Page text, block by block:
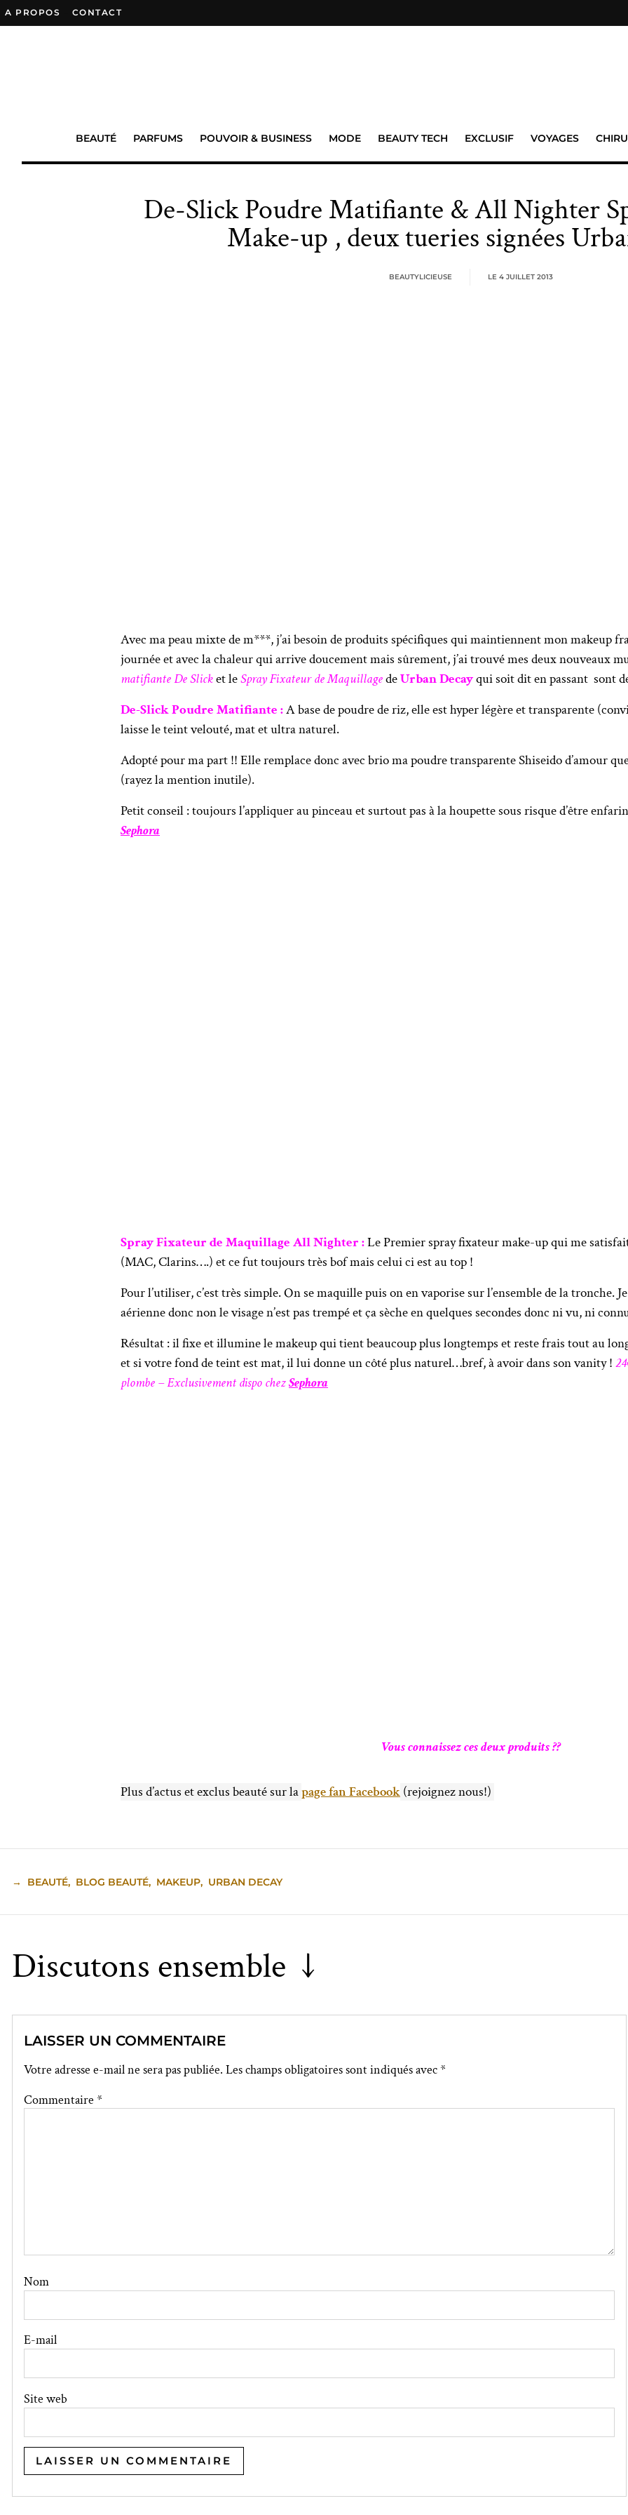
A PROPOS CONTACT
BEAUTÉ PARFUMS POUVOIR & BUSINESS MODE BEAUTY TECH EXCLUSIF VOYAGES
De-Slick Poudre Matifiante & All Nighter
Make-up , deux tueries signées
BEAUTYLICIEUSE LE 4 JUILLET 2013
Avec ma peau mixte de m***, j’ai besoin de produits spécifiques qui maintiennent mon makeup
journée et avec la chaleur qui arrive doucement mais sûrement, j’ai trouvé mes deux nouveaux
matifiante De Slicket leSpray Fixateur de MaquillagedeUrban Decayqui soit dit en passant sont
De-Slick Poudre Matifiante :A base de poudre de riz, elle est hyper légère et transparente
laisse le teint velouté, mat et ultra naturel.
Adopté pour ma part !! Elle remplace donc avec brio ma poudre transparente Shiseido d’amour
(rayez la mention inutile).
Petit conseil : toujours l’appliquer au pinceau et surtout pas à la houpette sous risque d’être
Sephora
Spray Fixateur de Maquillage All Nighter :Le Premier spray fixateur make-up qui me
(MAC, Clarins….) et ce fut toujours très bof mais celui ci est au top !
Pour l’utiliser, c’est très simple. On se maquille puis on en vaporise sur l’ensemble de la tronche.
aérienne donc non le visage n’est pas trempé et ça sèche en quelques secondes donc ni vu, ni
Résultat : il fixe et illumine le makeup qui tient beaucoup plus longtemps et reste frais tout au
et si votre fond de teint est mat, il lui donne un côté plus naturel…bref, à avoir dans son vanity !
plombe – Exclusivement dispo chezSephora
Vous connaissez ces deux produits ??
Plus d’actus et exclus beauté sur lapage fan Facebook (rejoignez nous!)
→ BEAUTÉ, BLOG BEAUTÉ, MAKEUP, URBAN DECAY
Discutons ensemble ↓
LAISSER UN COMMENTAIRE
Votre adresse e-mail ne sera pas publiée. Les champs obligatoires sont indiqués avec*
Commentaire *
Nom
E-mail
Site web